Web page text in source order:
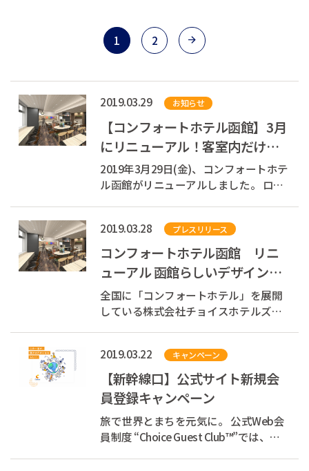
1 2
2019.03.29 お知らせ
【コンフォートホテル函館】3月
にリニューアル！客室内だけで
なくラウンジスペースも雰囲気
一新
2019年3月29日(金)、コンフォートホテ
ル函館がリニューアルしました。 ロビ
ンを一新。 コンフォートブランドのホ
テルならではの機能性、快適さはその
ままに、ほんの少しの非日常感を提供
いた...
2019.03.28 プレスリリース
コンフォートホテル函館 リニ
ューアル 函館らしいデザインへ
一新
全国に「コンフォートホテル」を展開
している株式会社チョイスホテルズジ
テルズジャパン）は、2019年3月29日
（金）、北海道函館市の「コンフォー
トホテル函館」をリニューアルしまし
た。
2019.03.22 キャンペーン
【新幹線口】公式サイト新規会
員登録キャンペーン
旅で世界とまちを元気に。 公式Web会
員制度 “Choice Guest Club™”では、お